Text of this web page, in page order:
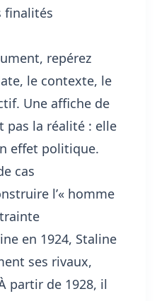
finalités
repérez
le contexte, le
Une affiche de
pas la réalité : elle
effet politique.
cas
l’« homme
en 1924, Staline
ses rivaux,
partir de 1928, il